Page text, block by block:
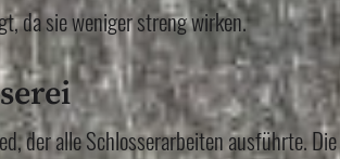
da sie weniger streng wirken.
der alle Schlosserarbeiten ausführte.